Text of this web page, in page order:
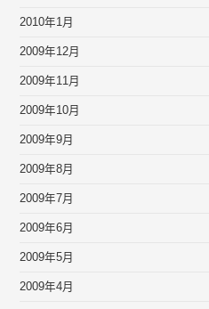
2010年1月
2009年12月
2009年11月
2009年10月
2009年9月
2009年8月
2009年7月
2009年6月
2009年5月
2009年4月